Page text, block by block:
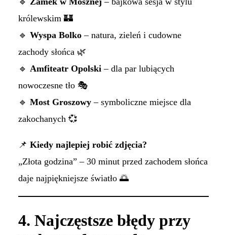
królewskim 🏰
🔹 Wyspa Bolko– natura, zieleń i cudowne
zachody słońca 🌿
🔹 Amfiteatr Opolski– dla par lubiących
nowoczesne tło 🎭
🔹 Most Groszowy– symboliczne miejsce dla
zakochanych 💞
📌 Kiedy najlepiej robić zdjęcia?
„Złota godzina” – 30 minut przed zachodem słońca
daje najpiękniejsze światło 🌅
4. Najczęstsze błędy przy